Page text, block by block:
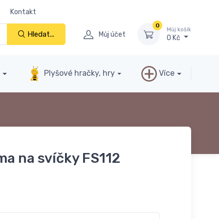
Kontakt
Hledat... Můj účet
0
Můj košík
0 Kč
Plyšové hračky, hry Více
na svíčky FS112